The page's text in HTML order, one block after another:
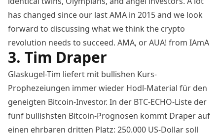
has changed since our last AMA in 2015 and we look
forward to discussing what we think the crypto
revolution needs to succeed. AMA, or AUA! from IAmA
3. Tim Draper
Glaskugel-Tim liefert mit bullishen Kurs-
Prophezeiungen immer wieder Hodl-Material für den
geneigten Bitcoin-Investor. In der BTC-ECHO-Liste der
fünf bullishsten Bitcoin-Prognosen kommt Draper auf
einen ehrbaren dritten Platz: 250.000 US-Dollar soll